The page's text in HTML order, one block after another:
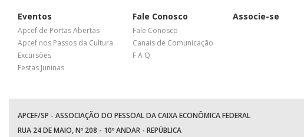
Eventos
Apcef de Portas Abertas
Apcef nos Passos da Cultura
Excursões
Festas Juninas
Fale Conosco
Fale Conosco
Canais de Comunicação
F A Q
Associe-se
APCEF/SP - ASSOCIAÇÃO DO PESSOAL DA CAIXA ECONÔMICA FEDERAL
RUA 24 DE MAIO, Nº 208 - 10º ANDAR - REPÚBLICA